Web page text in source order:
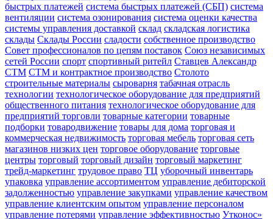
быстрых платежей система быстрых платежей (СБП) система
вентиляции система озонирования система оценки качества
системы управления доставкой склад складская логистика
склады Склады России сладости собственное производство
Совет профессионалов по цепям поставок Союз независимых
сетей России спорт спортивный ритейл Ставцев Александр
СТМ СТМ и контрактное производство Столото
строительные материалы сыроварня табачная отрасль
технологии технологическое оборудование для предприятий
общественного питания технологическое оборудование для
предприятий торговли товарные категории товарные
подборки товародвижение товары для дома торговая и
коммерческая недвижимость торговая мебель торговая сеть
магазинов низких цен торговое оборудование торговые
центры торговый торговый дизайн торговый маркетинг
трейд-маркетинг трудовое право ТЦ уборочный инвентарь
упаковка управление ассортиментом управление дебиторской
задолженностью управление закупками управление качеством
управление клиентским опытом управление персоналом
управление потерями управление эффективностью Утконос»